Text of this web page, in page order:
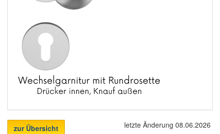
zur Übersicht letzte Änderung 08.06.2026